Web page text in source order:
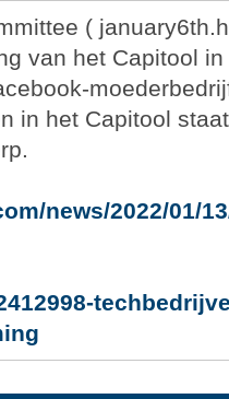
(
van het Capitool
in het Capitool
news/2022/01/